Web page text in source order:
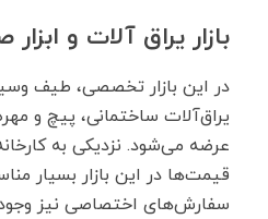
بازار یراق ‌آلات و
در این بازار تخصصی، طیف
یراق‌آلات ساختمانی، پیچ و
عرضه می‌شود. نزدیکی به
قیمت‌ها در این بازار بسیار
سفارش‌های اختصاصی نیز وجود